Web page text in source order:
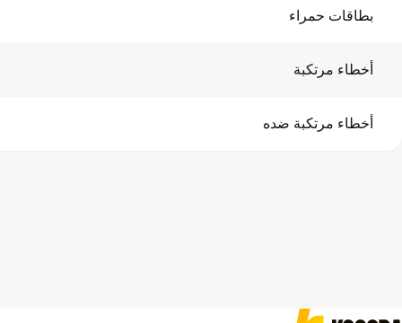
بطاقات حمراء
أخطاء مرتكبة
أخطاء مرتكبة ضده